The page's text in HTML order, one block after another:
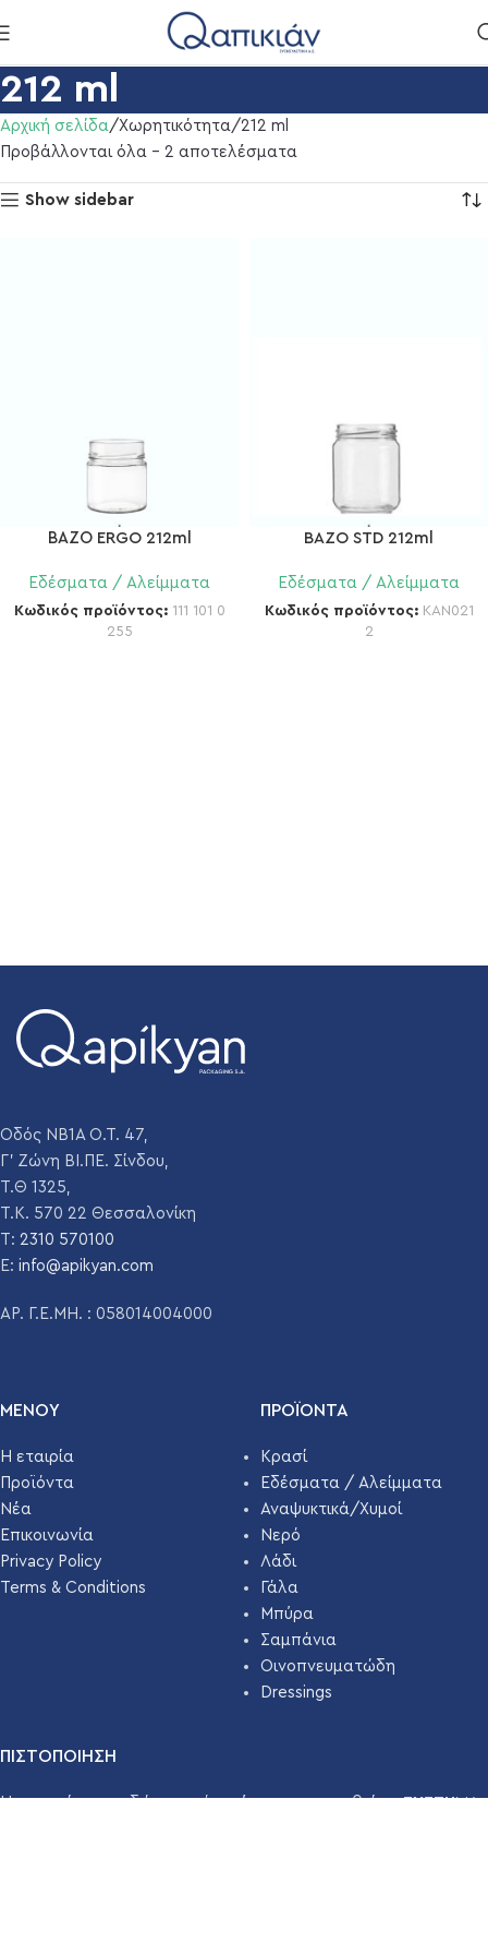
212 ml
Αρχική σελίδα Χωρητικότητα 212 ml
Προβάλλονται όλα - 2 αποτελέσματα
Show sidebar
ΒΑΖΟ ERGO 212ml
Εδέσματα / Αλείμματα
Κωδικός προϊόντος: 111 101 0
255
BAZO STD 212ml
Εδέσματα / Αλείμματα
Κωδικός προϊόντος: KAN021
2
Οδός ΝΒ1Α Ο.Τ. 47,
Γ' Ζώνη ΒΙ.ΠΕ. Σίνδου,
Τ.Θ 1325,
Τ.Κ. 570 22 Θεσσαλονίκη
T: 2310 570100
E: info@apikyan.com
ΑΡ. Γ.Ε.ΜΗ. : 058014004000
ΜΕΝΟΥ
Η εταιρία
Προϊόντα
Νέα
Επικοινωνία
Privacy Policy
Terms & Conditions
ΠΡΟΪΌΝΤΑ
Κρασί
Εδέσματα / Αλείμματα
Αναψυκτικά/Χυμοί
Νερό
Λάδι
Γάλα
Μπύρα
Σαμπάνια
Οινοπνευματώδη
Dressings
ΠΙΣΤΟΠΟΙΗΣΗ
Η εταιρεία μας εδώ και χρόνια έχει πιστοποιηθεί μεΣΥΣΤΗΜΑ